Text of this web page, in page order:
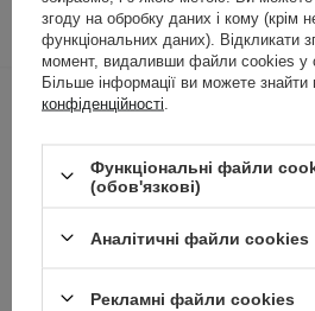
Інші клієнти
згоду на обробку даних і кому (крім
функціональних даних). Відкликати
момент, видаливши файли cookies у
Більше інформації ви можете знайти
конфіденційності
Функціональні файли
(обов'язкові)
Аналітичні файли cookies
Рекламні файли cookies